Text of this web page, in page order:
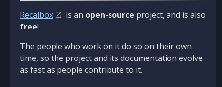
Recalbox is an open-source project, and is also
free!
The people who work on it do so on their own
time, so the project and its documentation evolve
as fast as people contribute to it.